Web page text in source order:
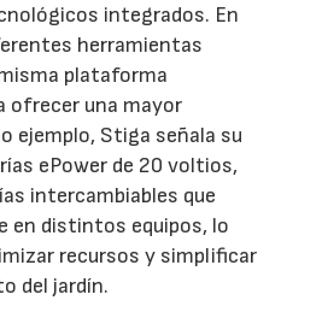
integrados. En
herramientas
plataforma
ofrecer una mayor
ejemplo, Stiga señala su
ePower de 20 voltios,
intercambiables que
en distintos equipos, lo
recursos y simplificar
del jardín.